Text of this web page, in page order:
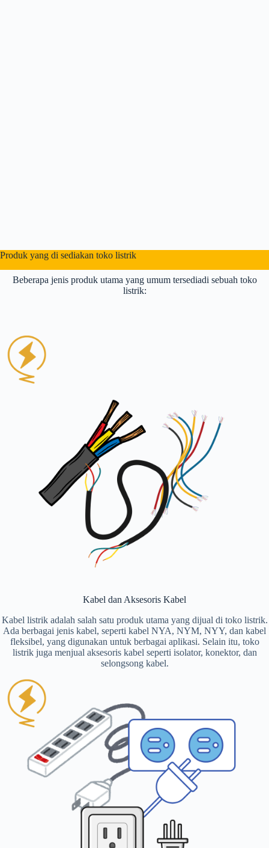
Produk yang di sediakan toko listrik
Beberapa jenis produk utama yang umum tersediadi sebuah toko
listrik:
Kabel dan Aksesoris Kabel
Kabel listrik adalah salah satu produk utama yang dijual di toko listrik.
Ada berbagai jenis kabel, seperti kabel NYA, NYM, NYY, dan kabel
fleksibel, yang digunakan untuk berbagai aplikasi. Selain itu, toko
listrik juga menjual aksesoris kabel seperti isolator, konektor, dan
selongsong kabel.